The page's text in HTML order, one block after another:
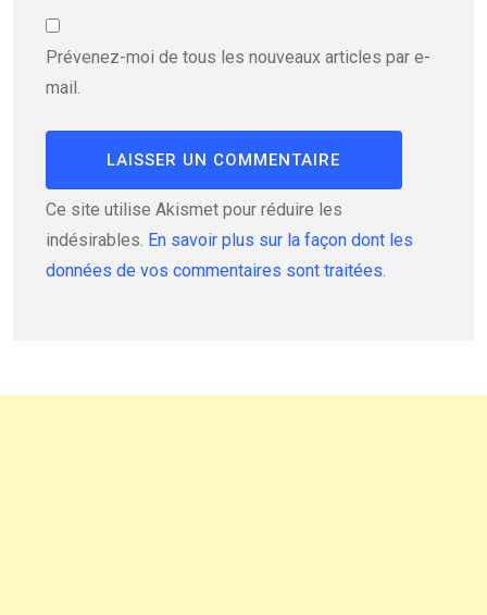
Prévenez-moi de tous les nouveaux articles par e-
mail.
Ce site utilise Akismet pour réduire les
indésirables. En savoir plus sur la façon dont les
données de vos commentaires sont traitées.